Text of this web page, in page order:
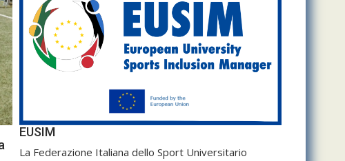
EUSIM
La Federazione Italiana dello Sport Universitario